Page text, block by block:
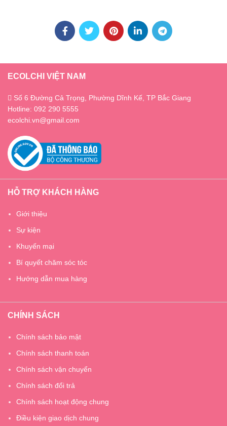
ECOLCHI VIỆT NAM
Số 6 Đường Cả Trọng, Phường Dĩnh Kế, TP Bắc Giang
Hotline: 092 290 5555
ecolchi.vn@gmail.com
HỖ TRỢ KHÁCH HÀNG
Giới thiệu
Sự kiện
Khuyến mại
Bí quyết chăm sóc tóc
Hướng dẫn mua hàng
CHÍNH SÁCH
Chính sách bảo mật
Chính sách thanh toán
Chính sách vận chuyển
Chính sách đổi trả
Chính sách hoạt động chung
Điều kiện giao dịch chung